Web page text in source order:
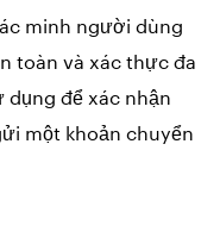
minh người dùng
toàn và xác thực đa
dụng để xác nhận
một khoản chuyển